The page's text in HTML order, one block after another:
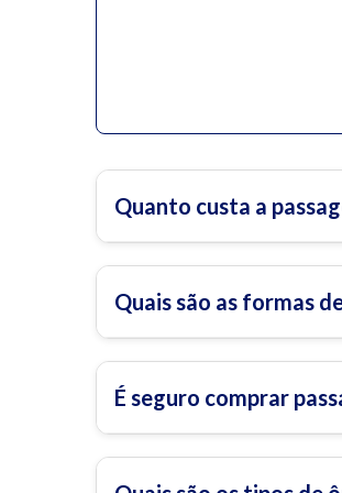
Quanto custa a
Quais são as formas
É seguro comprar